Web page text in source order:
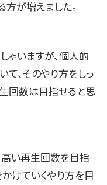
方が増えました。
ゃいますが、個人的
て、そのやり方をしっ
回数は目指せると思
高い再生回数を目指
けていくやり方を目